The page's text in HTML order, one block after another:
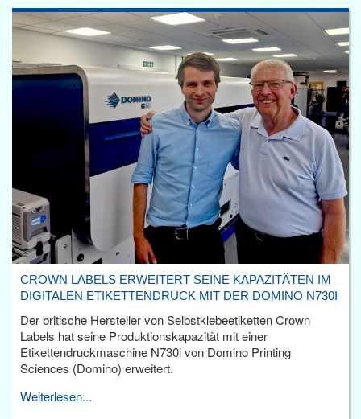
CROWN LABELS ERWEITERT SEINE KAPAZITÄTEN IM
DIGITALEN ETIKETTENDRUCK MIT DER DOMINO N730I
Der britische Hersteller von Selbstklebeetiketten Crown
Labels hat seine Produktionskapazität mit einer
Etikettendruckmaschine N730i von Domino Printing
Sciences (Domino) erweitert.
Weiterlesen...